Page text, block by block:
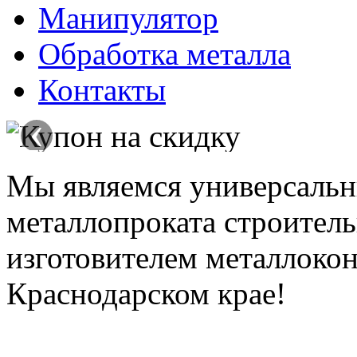
Манипулятор
Обработка металла
Контакты
‹
Мы являемся
металлопроката
изготовителем
Краснодарском крае!